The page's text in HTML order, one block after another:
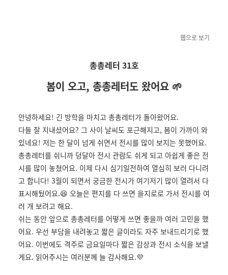
웹으로 보기
총총레터 31호
봄이 오고, 총총레터도 왔어요 🌱
안녕하세요! 긴 방학을 마치고 총총레터가 돌아왔어요.
다들 잘 지내셨어요? 그 사이 날씨도 포근해지고, 봄이 가까이 와
있네요! 저는 한 달이 넘게 쉬면서 전시를 많이 보지는 못했어요.
총총레터를 쉬니까 덩달아 전시 관람도 쉬게 되고 아쉽게 좋은 전
시를 많이 놓쳤어요. 이제 다시 심기일전하여 열심히 보러 다니려
고 합니다! 3월이 되면서 궁금한 전시가 여기저기 많이 열려서 다
표시해뒀어요.😆 오늘은 편지를 다 쓰면 을지로로 가서 전시를 여
러 개 보려고 해요.
쉬는 동안 앞으로 총총레터를 어떻게 쓰면 좋을까 여러 고민을 했
어요. 우선 부담을 내려놓고 짧은 글이라도 자주 보내드리기로 했
어요. 이번에도 격주로 금요일마다 짧은 감상과 전시 소식을 보낼
게요. 읽어주시는 여러분께 늘 감사해요.💜